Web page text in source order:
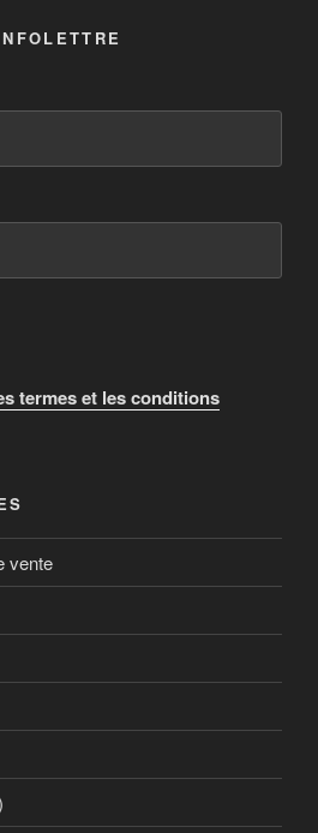
termes et les conditions
vente